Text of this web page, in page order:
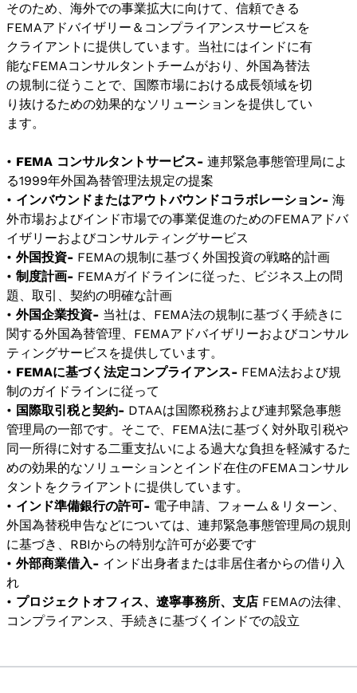
そのため、海外での事業拡大に向けて、信頼できる
FEMAアドバイザリー＆コンプライアンスサービスを
クライアントに提供しています。当社にはインドに有
能なFEMAコンサルタントチームがおり、外国為替法
の規制に従うことで、国際市場における成長領域を切
り抜けるための効果的なソリューションを提供してい
ます。
• FEMA コンサルタントサービス- 連邦緊急事態管理局によ
る1999年外国為替管理法規定の提案
• インバウンドまたはアウトバウンドコラボレーション- 海
外市場およびインド市場での事業促進のためのFEMAアドバ
イザリーおよびコンサルティングサービス
• 外国投資- FEMAの規制に基づく外国投資の戦略的計画
• 制度計画- FEMAガイドラインに従った、ビジネス上の問
題、取引、契約の明確な計画
• 外国企業投資- 当社は、FEMA法の規制に基づく手続きに
関する外国為替管理、FEMAアドバイザリーおよびコンサル
ティングサービスを提供しています。
• FEMAに基づく法定コンプライアンス- FEMA法および規
制のガイドラインに従って
• 国際取引税と契約- DTAAは国際税務および連邦緊急事態
管理局の一部です。そこで、FEMA法に基づく対外取引税や
同一所得に対する二重支払いによる過大な負担を軽減するた
めの効果的なソリューションとインド在住のFEMAコンサル
タントをクライアントに提供しています。
• インド準備銀行の許可- 電子申請、フォーム＆リターン、
外国為替税申告などについては、連邦緊急事態管理局の規則
に基づき、RBIからの特別な許可が必要です
• 外部商業借入- インド出身者または非居住者からの借り入
れ
• プロジェクトオフィス、遼寧事務所、支店 FEMAの法律、
コンプライアンス、手続きに基づくインドでの設立